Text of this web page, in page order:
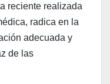
reciente realizada
radica en la
adecuada y
de las